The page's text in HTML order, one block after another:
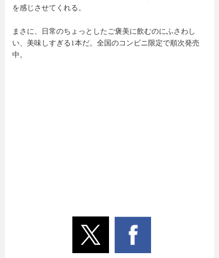
を感じさせてくれる。
まさに、日常のちょっとしたご褒美に飲むのにふさわし
い、美味しすぎる1本だ。全国のコンビニ限定で順次発売
中。